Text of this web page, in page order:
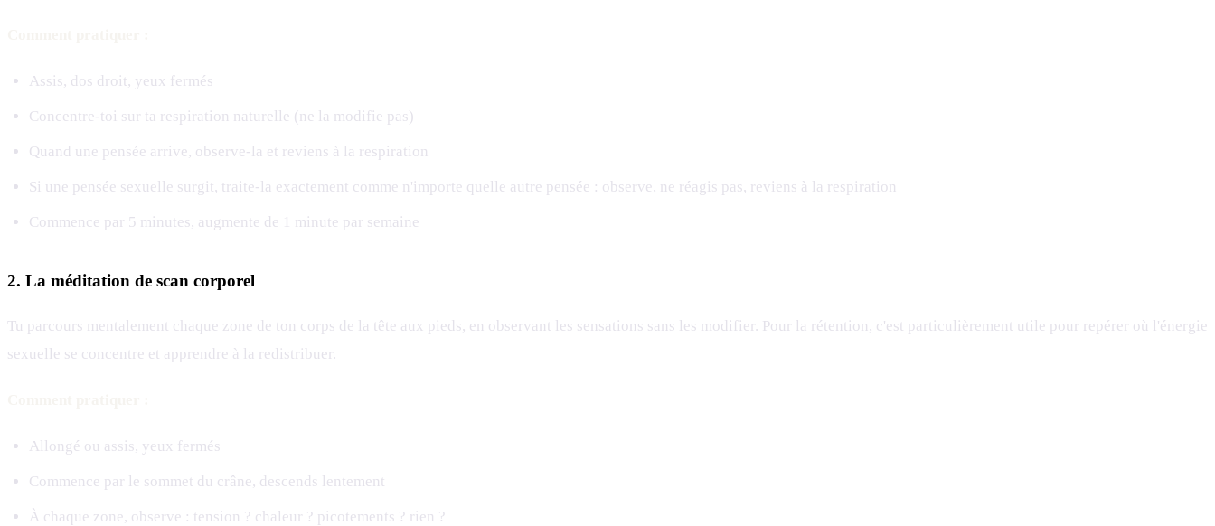
Assis, dos droit, yeux fermés
Concentre-toi sur ta respiration naturelle (ne la modifie pas)
Quand une pensée arrive, observe-la et reviens à la respiration
Si une pensée sexuelle surgit, traite-la exactement comme n'importe quelle autre pensée : observe, ne réagis pas, reviens à la respiration
Commence par 5 minutes, augmente de 1 minute par semaine
2. La méditation de scan corporel
Tu parcours mentalement chaque zone de ton corps de la tête aux pieds, en observant les sensations sans les modifier. Pour la rétention, c'est particulièrement utile pour repérer où l'énergie
sexuelle se concentre et apprendre à la redistribuer.
Allongé ou assis, yeux fermés
Commence par le sommet du crâne, descends lentement
À chaque zone, observe : tension ? chaleur ? picotements ? rien ?